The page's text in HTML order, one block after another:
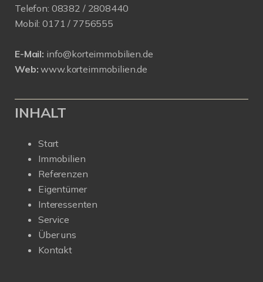
Telefon: 08382 / 2808440
Mobil: 0171 / 7756555
E-Mail: info@korteimmobilien.de
Web: www.korteimmobilien.de
INHALT
Start
Immobilien
Referenzen
Eigentümer
Interessenten
Service
Über uns
Kontakt